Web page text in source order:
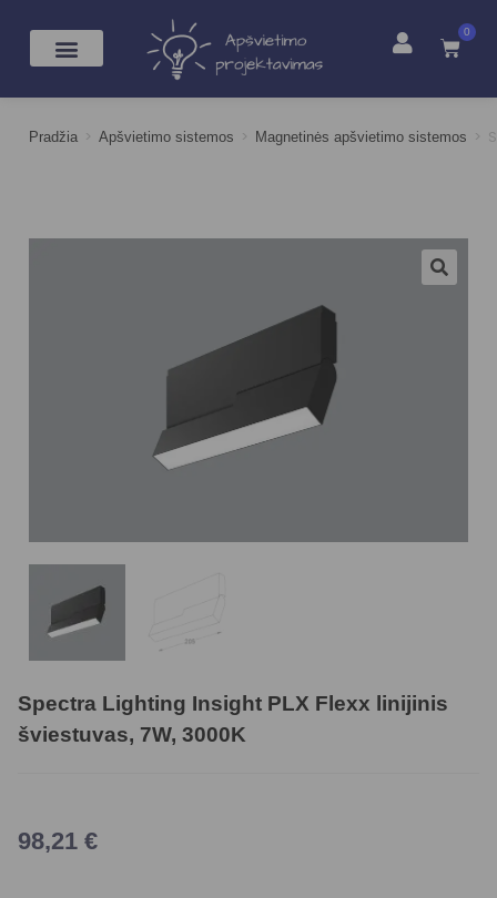
0
Pradžia > Apšvietimo sistemos > Magnetinės apšvietimo sistemos >
Spectra Lighting Insight PLX Flexx linijinis
šviestuvas, 7W, 3000K
98,21 €